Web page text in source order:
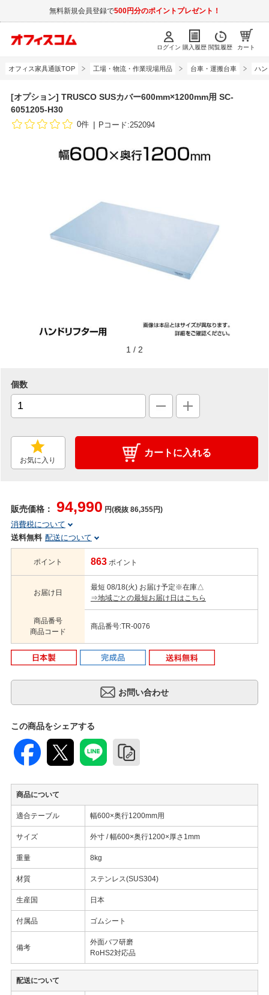
無料新規会員登録で500円分のポイントプレゼント！
ログイン 購入履歴 閲覧履歴 カート
オフィス家具通販TOP 工場・物流・作業現場用品 台車・運搬台車 ハ
[オプション] TRUSCO SUSカバー600mm×1200mm用 SC-
6051205-H30
0件 Pコード:252094
1 / 2
個数
お気に入り
カートに入れる
販売価格： 94,990 円(税抜 86,355円)
消費税について
送料無料 配送について
ポイント 863 ポイント
お届け日
最短 08/18(火) お届け予定※在庫△
⇒地域ごとの最短お届け日はこちら
商品番号
商品コード
商品番号:TR-0076
この商品をシェアする
商品について
適合テーブル 幅600×奥行1200mm用
サイズ 外寸 / 幅600×奥行1200×厚さ1mm
重量 8kg
材質 ステンレス(SUS304)
生産国 日本
付属品 ゴムシート
備考
外面バフ研磨
RoHS2対応品
配送について